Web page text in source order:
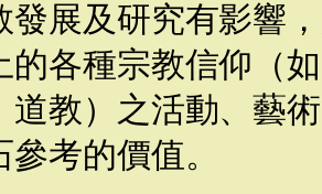
發展及研究有影響
的各種宗教信仰（
道教）之活動、藝
參考的價值。